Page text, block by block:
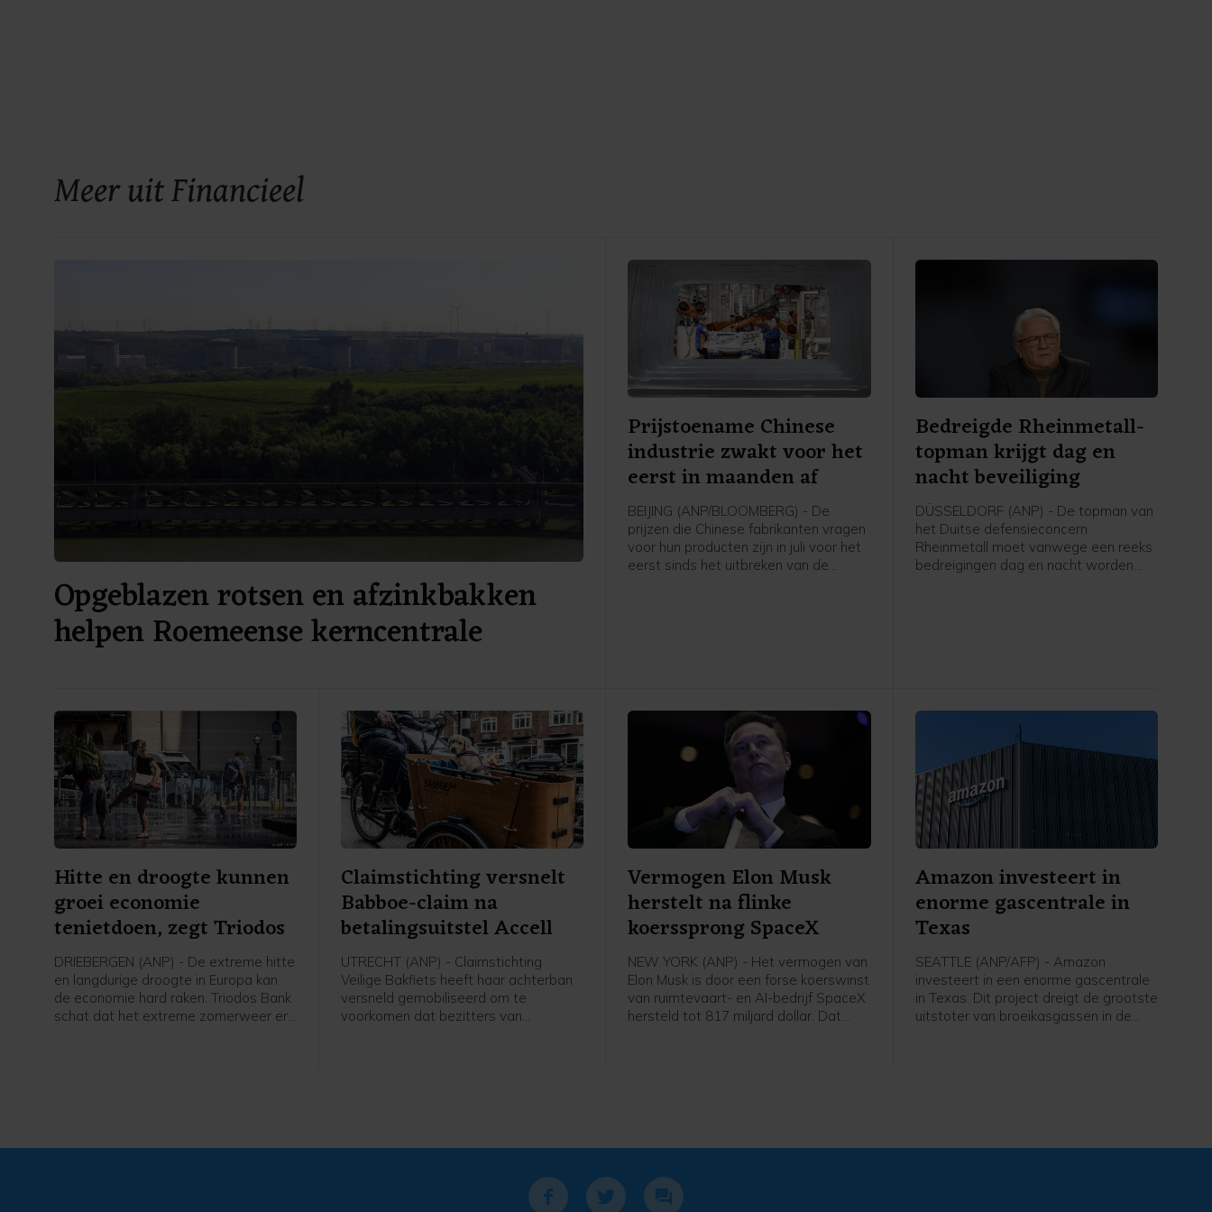
Meer uit Financieel
Opgeblazen rotsen en afzinkbakken
helpen Roemeense kerncentrale
Prijstoename Chinese
industrie zwakt voor het
eerst in maanden af
BEIJING (ANP/BLOOMBERG) - De
prijzen die Chinese fabrikanten vragen
voor hun producten zijn in juli voor het
eerst sinds het uitbreken van de
Bedreigde Rheinmetall-
topman krijgt dag en
nacht beveiliging
DÜSSELDORF (ANP) - De topman van
het Duitse defensieconcern
Rheinmetall moet vanwege een reeks
bedreigingen dag en nacht worden
functie."
Hitte en droogte kunnen
groei economie
tenietdoen, zegt Triodos
DRIEBERGEN (ANP) - De extreme hitte
en langdurige droogte in Europa kan
de economie hard raken. Triodos Bank
schat dat het extreme zomerweer er
Claimstichting versnelt
Babboe-claim na
betalingsuitstel Accell
UTRECHT (ANP) - Claimstichting
Veilige Bakfiets heeft haar achterban
versneld gemobiliseerd om te
voorkomen dat bezitters van
Vermogen Elon Musk
herstelt na flinke
koerssprong SpaceX
NEW YORK (ANP) - Het vermogen van
Elon Musk is door een forse koerswinst
van ruimtevaart- en AI-bedrijf SpaceX
hersteld tot 817 miljard dollar. Dat
Amazon investeert in
enorme gascentrale in
Texas
SEATTLE (ANP/AFP) - Amazon
investeert in een enorme gascentrale
in Texas. Dit project dreigt de grootste
uitstoter van broeikasgassen in de